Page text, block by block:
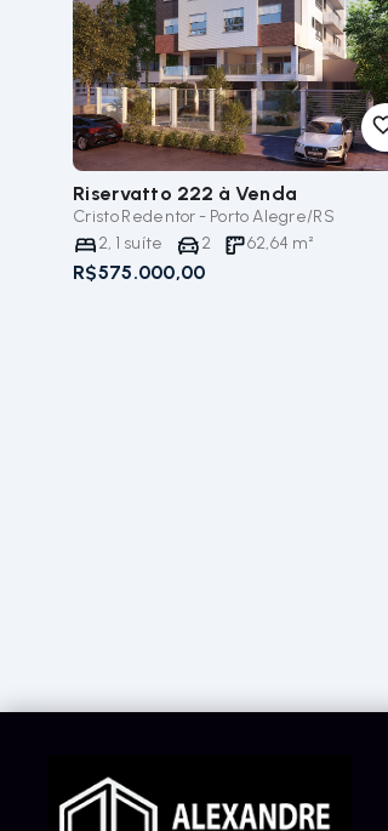
Riservatto 222 à Venda
Cristo Redentor - Porto Alegre/RS
2, 1 suíte 2 62,64 m²
R$575.000,00